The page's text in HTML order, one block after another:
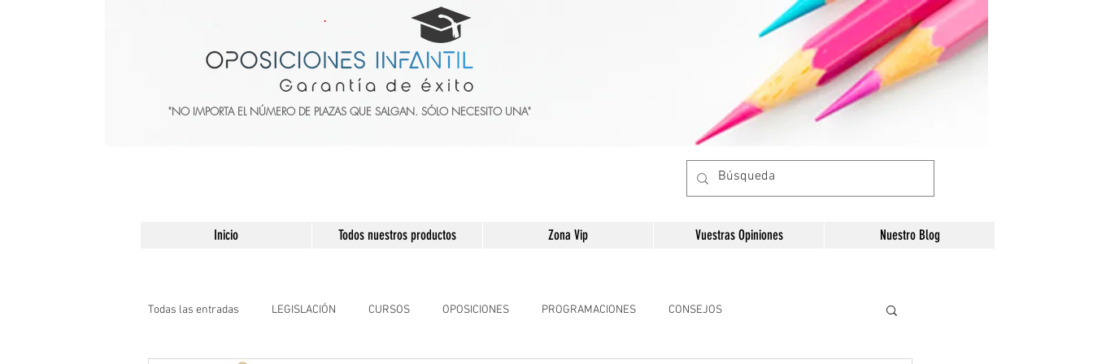
"NO IMPORTA EL NÚMERO DE PLAZAS QUE SALGAN. SÓLO NECESITO UNA"
Inicio Todos nuestros productos Zona Vip Vuestras Opiniones Nuestro Blog
Todas las entradas LEGISLACIÓN CURSOS OPOSICIONES PROGRAMACIONES CONSEJOS